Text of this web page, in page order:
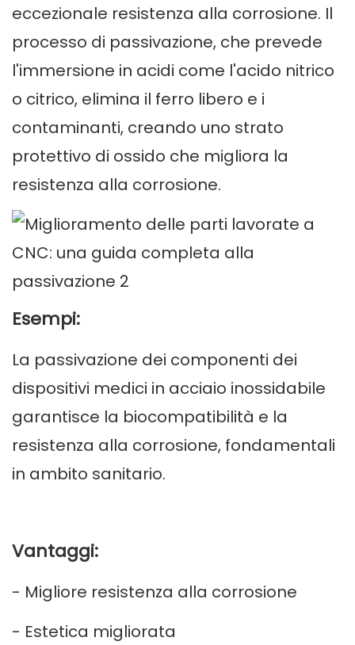
eccezionale resistenza alla corrosione. Il
processo di passivazione, che prevede
l'immersione in acidi come l'acido nitrico
o citrico, elimina il ferro libero e i
contaminanti, creando uno strato
protettivo di ossido che migliora la
resistenza alla corrosione.
Esempi:
La passivazione dei componenti dei
dispositivi medici in acciaio inossidabile
garantisce la biocompatibilità e la
resistenza alla corrosione, fondamentali
in ambito sanitario.
Vantaggi:
- Migliore resistenza alla corrosione
- Estetica migliorata